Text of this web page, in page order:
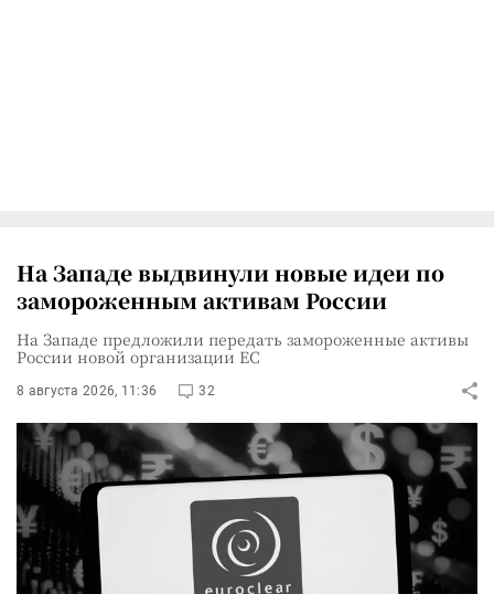
На Западе выдвинули новые идеи по
замороженным активам России
На Западе предложили передать замороженные активы
России новой организации ЕС
8 августа 2026, 11:36 32